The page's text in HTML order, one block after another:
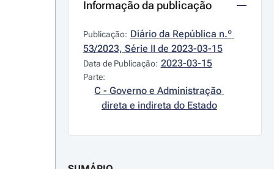
Informação da publicação
Publicação: Diário da República n.º
53/2023, Série II de 2023-03-15
Data de Publicação: 2023-03-15
Parte:
C - Governo e Administração
direta e indireta do Estado